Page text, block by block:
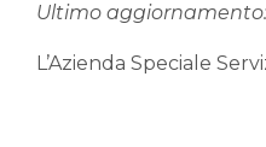
Ultimo aggiornamento:
L’Azienda Speciale